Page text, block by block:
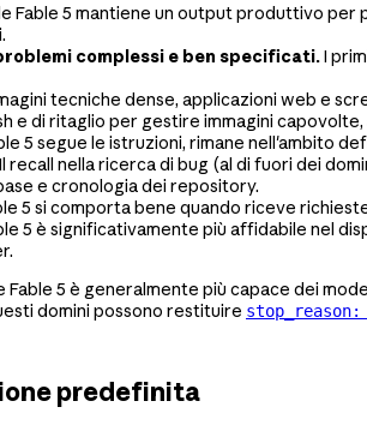
Fable 5 mantiene un output produttivo
complessi e ben specificati.I
tecniche dense, applicazioni web e
e di ritaglio per gestire immagini
5 segue le istruzioni, rimane nell'ambito
Il recall nella ricerca di bug (al di fuori dei
e cronologia dei repository.
5 si comporta bene quando riceve
5 è significativamente più affidabile nel
5 è generalmente più capace dei
domini possono restituire
predefinita